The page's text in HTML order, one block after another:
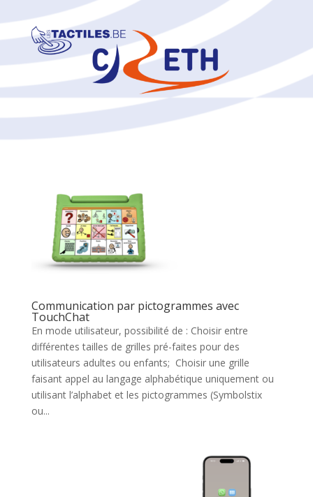
Communication par pictogrammes avec
TouchChat
En mode utilisateur, possibilité de : Choisir entre
différentes tailles de grilles pré-faites pour des
utilisateurs adultes ou enfants; Choisir une grille
faisant appel au langage alphabétique uniquement ou
utilisant l’alphabet et les pictogrammes (Symbolstix
ou...